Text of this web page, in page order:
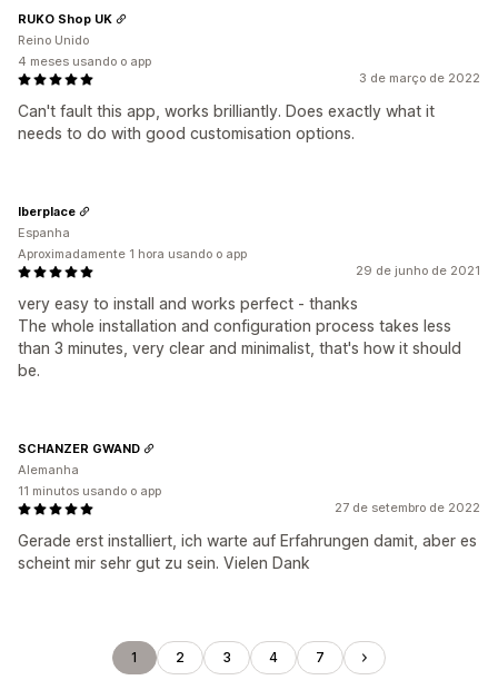
3 de março de 2022
Can't fault this app, works brilliantly. Does exactly what it
needs to do with good customisation options.
RUKO Shop UK
Reino Unido
4 meses usando o app
29 de junho de 2021
very easy to install and works perfect - thanks
The whole installation and configuration process takes less
than 3 minutes, very clear and minimalist, that's how it should
be.
Iberplace
Espanha
Aproximadamente 1 hora usando o app
27 de setembro de 2022
Gerade erst installiert, ich warte auf Erfahrungen damit, aber es
scheint mir sehr gut zu sein. Vielen Dank
SCHANZER GWAND
Alemanha
11 minutos usando o app
1 2 3 4 7